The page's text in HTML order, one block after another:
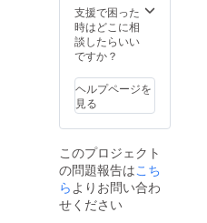
きま
す。 ※
ネット
ワーク
企業イ
メージ
が相違
する場
掲載を
お断り
させて
いただ
く場合
支援で困った
時はどこに相
談したらいい
ですか？
ヘルプページを
見る
このプロジェクト
の問題報告はこち
らよりお問い合わ
せください